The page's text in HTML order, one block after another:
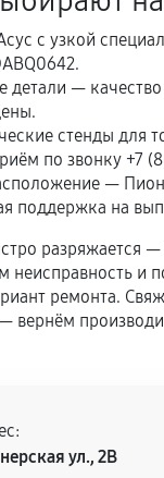
после окончания
сбои, если это не
условиях.
выполненные
полностью или
условия:
детали
была выполнена
с узкой
—
стенды для
по звонку +7
—
поддержка на
разряжается
неисправность и
ремонта.
вернём
ул., 2В